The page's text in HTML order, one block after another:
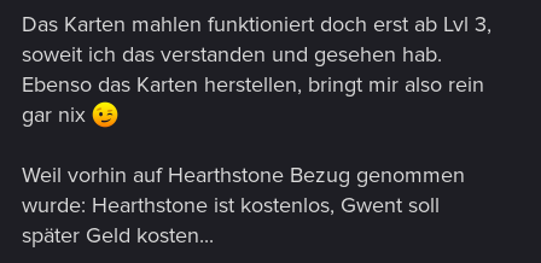
Das Karten mahlen funktioniert doch erst ab Lvl 3,
soweit ich das verstanden und gesehen hab.
Ebenso das Karten herstellen, bringt mir also rein
gar nix
Weil vorhin auf Hearthstone Bezug genommen
wurde: Hearthstone ist kostenlos, Gwent soll
später Geld kosten...